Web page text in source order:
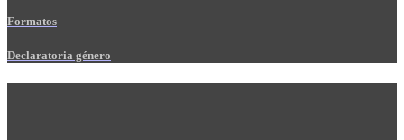
Formatos
Declaratoria género